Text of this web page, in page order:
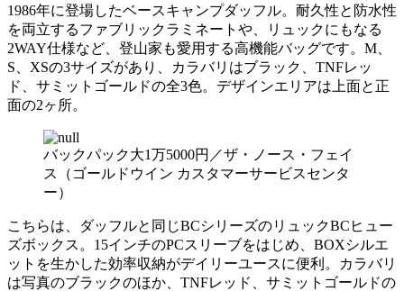
1986年に登場したベースキャンプダッフル。耐久性と防水性
を両立するファブリックラミネートや、リュックにもなる
2WAY仕様など、登山家も愛用する高機能バッグです。M、
S、XSの3サイズがあり、カラバリはブラック、TNFレッ
ド、サミットゴールドの全3色。デザインエリアは上面と正
面の2ヶ所。
バックパック大1万5000円／ザ・ノース・フェイ
ス（ゴールドウイン カスタマーサービスセンタ
ー）
こちらは、ダッフルと同じBCシリーズのリュックBCヒュー
ズボックス。15インチのPCスリーブをはじめ、BOXシルエ
ットを生かした効率収納がデイリーユースに便利。カラバリ
は写真のブラックのほか、TNFレッド、サミットゴールドの